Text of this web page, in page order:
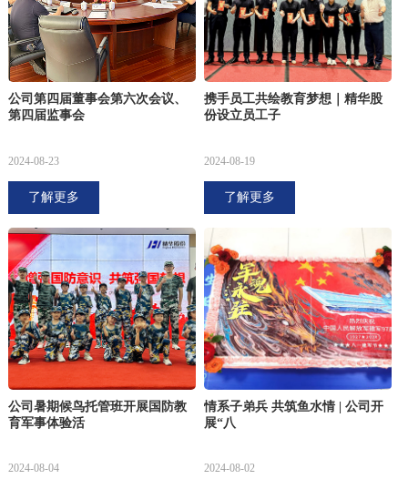
公司第四届董事会第六次会议、
第四届监事会
2024-08-23
了解更多
携手员工共绘教育梦想｜精华股
份设立员工子
2024-08-19
了解更多
公司暑期候鸟托管班开展国防教
育军事体验活
2024-08-04
情系子弟兵 共筑鱼水情 | 公司开
展“八
2024-08-02